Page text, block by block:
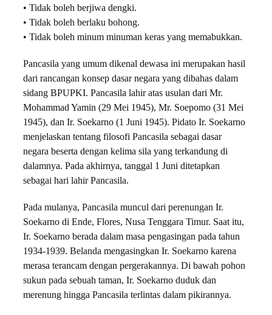
• Tidak boleh berjiwa dengki.
• Tidak boleh berlaku bohong.
• Tidak boleh minum minuman keras yang memabukkan.
Pancasila yang umum dikenal dewasa ini merupakan hasil
dari rancangan konsep dasar negara yang dibahas dalam
sidang BPUPKI. Pancasila lahir atas usulan dari Mr.
Mohammad Yamin (29 Mei 1945), Mr. Soepomo (31 Mei
1945), dan Ir. Soekarno (1 Juni 1945). Pidato Ir. Soekarno
menjelaskan tentang filosofi Pancasila sebagai dasar
negara beserta dengan kelima sila yang terkandung di
dalamnya. Pada akhirnya, tanggal 1 Juni ditetapkan
sebagai hari lahir Pancasila.
Pada mulanya, Pancasila muncul dari perenungan Ir.
Soekarno di Ende, Flores, Nusa Tenggara Timur. Saat itu,
Ir. Soekarno berada dalam masa pengasingan pada tahun
1934-1939. Belanda mengasingkan Ir. Soekarno karena
merasa terancam dengan pergerakannya. Di bawah pohon
sukun pada sebuah taman, Ir. Soekarno duduk dan
merenung hingga Pancasila terlintas dalam pikirannya.